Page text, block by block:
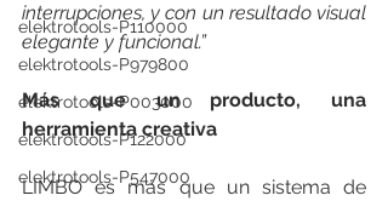
elektrotools-P110000
elektrotools-P979800
elektrotools-P003000
elektrotools-P122000
elektrotools-P547000
interrupciones, y con un resultado visual
elegante y funcional.”
Más que un producto, una
herramienta creativa
LIMBO es más que un sistema de